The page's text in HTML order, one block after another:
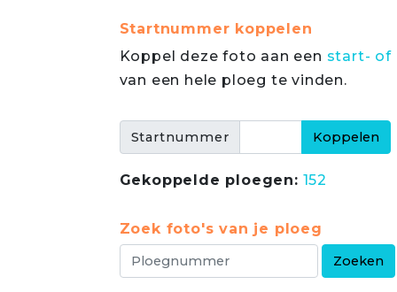
Startnummer koppelen
Koppel deze foto aan een start- of
van een hele ploeg te vinden.
Startnummer
Gekoppelde ploegen: 152
Zoek foto's van je ploeg